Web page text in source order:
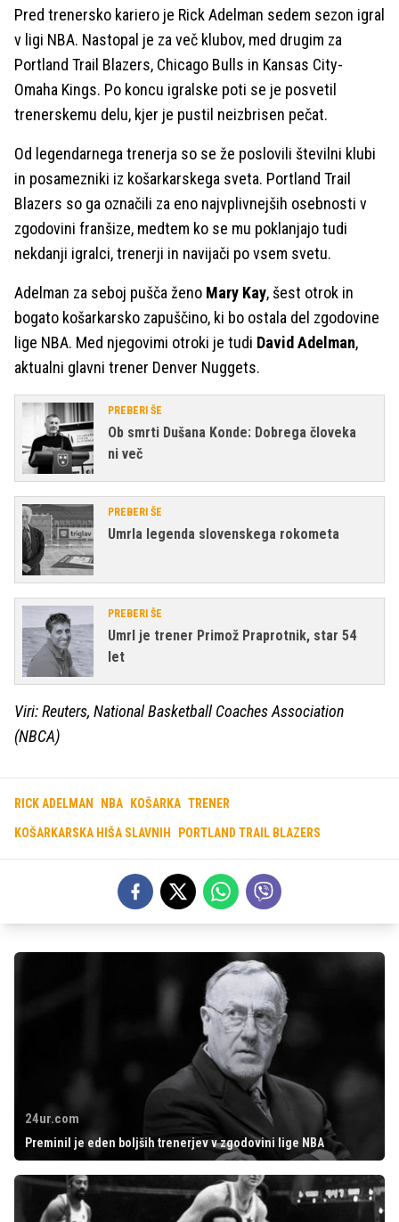
Pred trenersko kariero je Rick Adelman sedem sezon igral
v ligi NBA. Nastopal je za več klubov, med drugim za
Portland Trail Blazers, Chicago Bulls in Kansas City-
Omaha Kings. Po koncu igralske poti se je posvetil
trenerskemu delu, kjer je pustil neizbrisen pečat.
Od legendarnega trenerja so se že poslovili številni klubi
in posamezniki iz košarkarskega sveta. Portland Trail
Blazers so ga označili za eno najvplivnejših osebnosti v
zgodovini franšize, medtem ko se mu poklanjajo tudi
nekdanji igralci, trenerji in navijači po vsem svetu.
Adelman za seboj pušča ženo Mary Kay, šest otrok in
bogato košarkarsko zapuščino, ki bo ostala del zgodovine
lige NBA. Med njegovimi otroki je tudi David Adelman,
aktualni glavni trener Denver Nuggets.
PREBERI ŠE
Ob smrti Dušana Konde: Dobrega človeka
ni več
PREBERI ŠE
Umrla legenda slovenskega rokometa
PREBERI ŠE
Umrl je trener Primož Praprotnik, star 54
let
Viri: Reuters, National Basketball Coaches Association
(NBCA)
RICK ADELMAN NBA KOŠARKA TRENER
KOŠARKARSKA HIŠA SLAVNIH PORTLAND TRAIL BLAZERS
24ur.com
Preminil je eden boljših trenerjev v zgodovini lige NBA